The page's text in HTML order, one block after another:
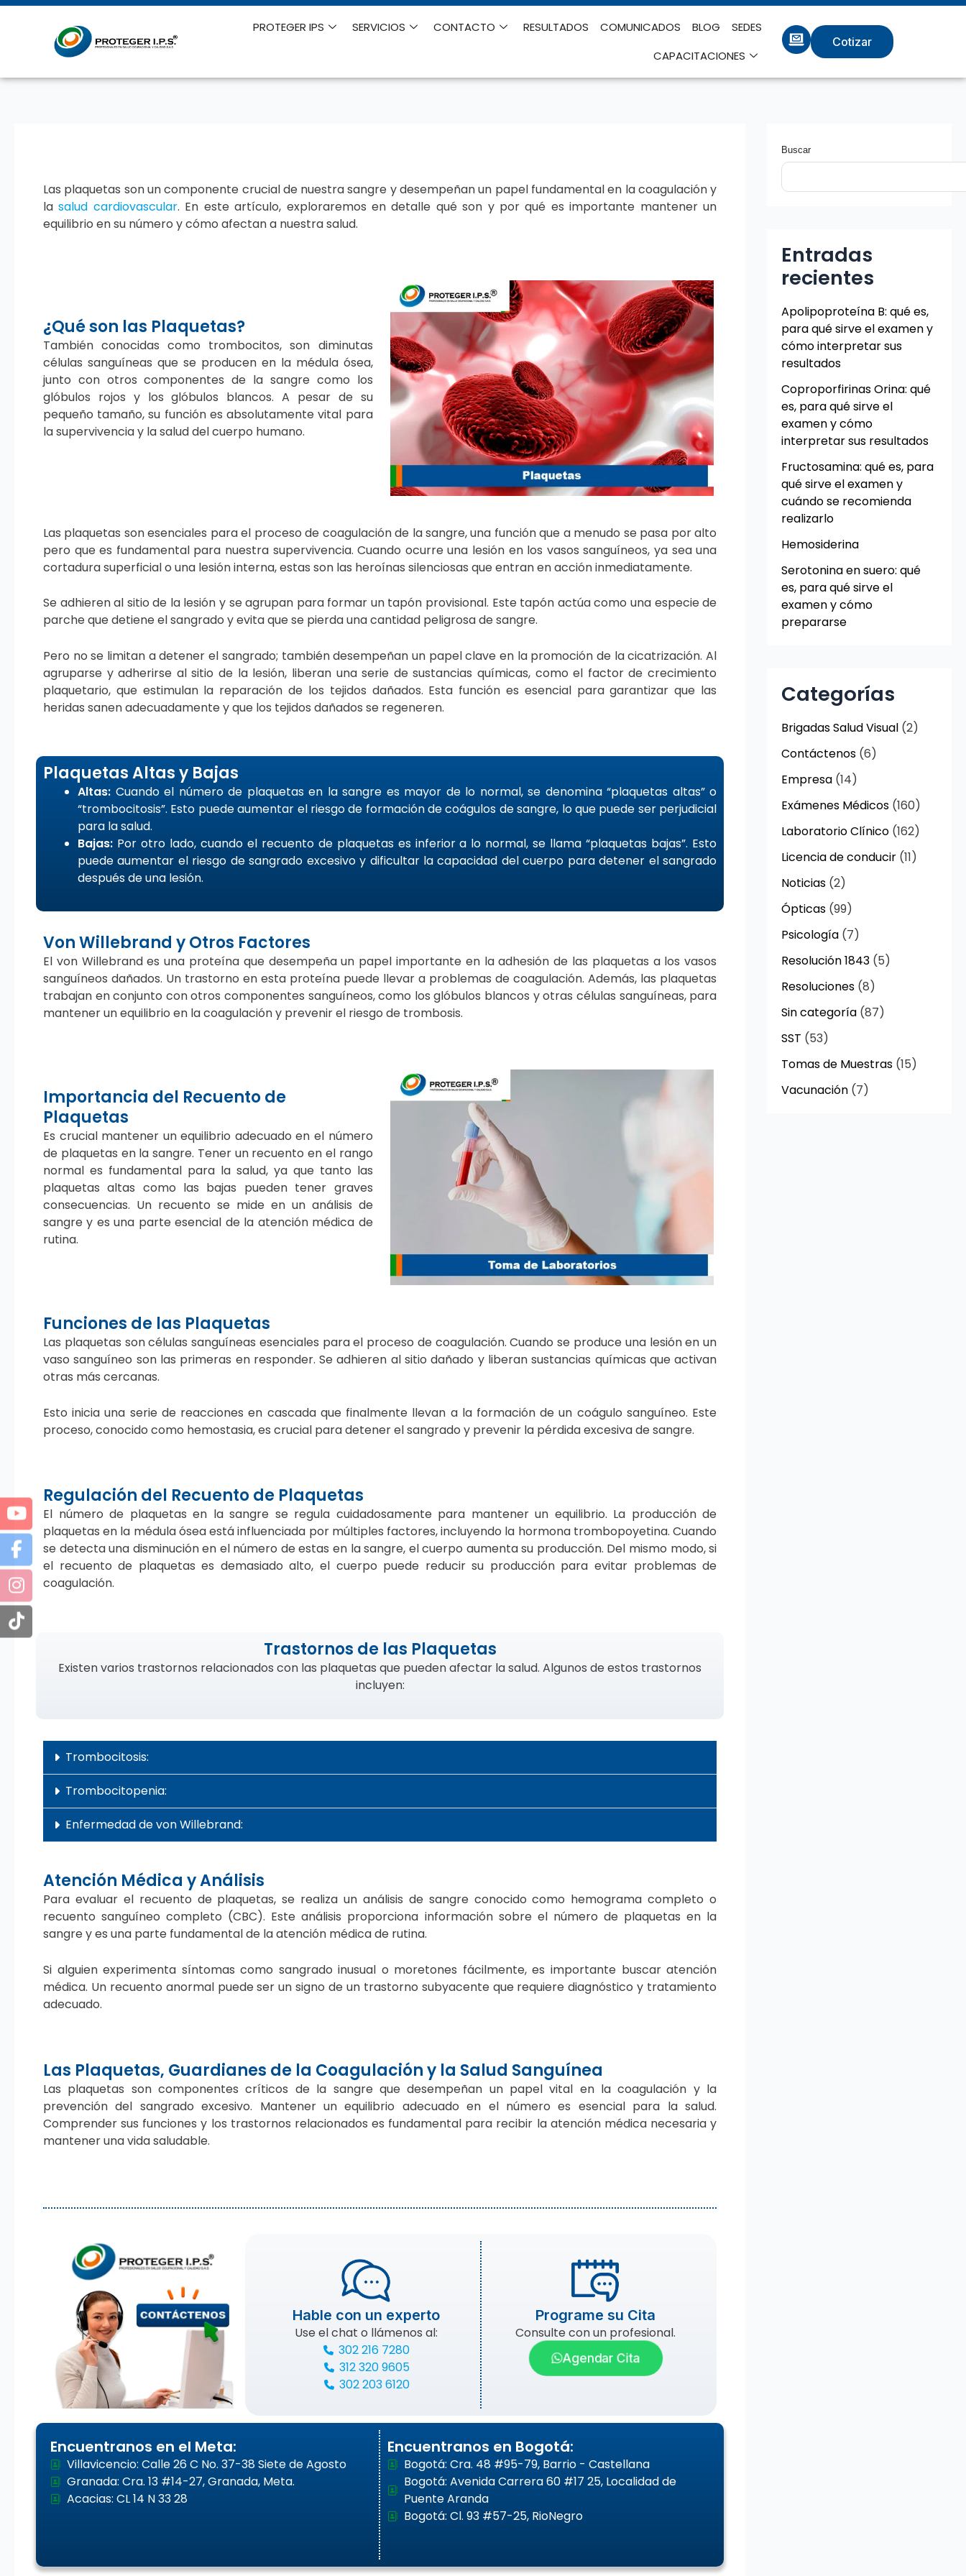
Ir
contenido
PROTEGER IPS SERVICIOS CONTACTO RESULTADOS COMUNICADOS BLOG
SEDES
CAPACITACIONES
Cotizar
Las plaquetas son un componente crucial de nuestra sangre y desempeñan un papel fundamental en la coagulación y
lasalud cardiovascular. En este artículo, exploraremos en detalle qué son y por qué es importante mantener un
equilibrio en su número y cómo afectan a nuestra salud.
¿Qué son las Plaquetas?
También conocidas como trombocitos, son diminutas
células sanguíneas que se producen en la médula ósea,
junto con otros componentes de la sangre como los
glóbulos rojos y los glóbulos blancos. A pesar de su
pequeño tamaño, su función es absolutamente vital para
la supervivencia y la salud del cuerpo humano.
Las plaquetas son esenciales para el proceso de coagulación de la sangre, una función que a menudo se pasa por alto
pero que es fundamental para nuestra supervivencia. Cuando ocurre una lesión en los vasos sanguíneos, ya sea una
cortadura superficial o una lesión interna, estas son las heroínas silenciosas que entran en acción inmediatamente.
Se adhieren al sitio de la lesión y se agrupan para formar un tapón provisional. Este tapón actúa como una especie de
parche que detiene el sangrado y evita que se pierda una cantidad peligrosa de sangre.
Pero no se limitan a detener el sangrado; también desempeñan un papel clave en la promoción de la cicatrización. Al
agruparse y adherirse al sitio de la lesión, liberan una serie de sustancias químicas, como el factor de crecimiento
plaquetario, que estimulan la reparación de los tejidos dañados. Esta función es esencial para garantizar que las
heridas sanen adecuadamente y que los tejidos dañados se regeneren.
Plaquetas Altas y Bajas
Altas: Cuando el número de plaquetas en la sangre es mayor de lo normal, se denomina “plaquetas altas” o
“trombocitosis”. Esto puede aumentar el riesgo de formación de coágulos de sangre, lo que puede ser perjudicial
para la salud.
Bajas: Por otro lado, cuando el recuento de plaquetas es inferior a lo normal, se llama “plaquetas bajas”. Esto
puede aumentar el riesgo de sangrado excesivo y dificultar la capacidad del cuerpo para detener el sangrado
después de una lesión.
Von Willebrand y Otros Factores
El von Willebrand es una proteína que desempeña un papel importante en la adhesión de las plaquetas a los vasos
sanguíneos dañados. Un trastorno en esta proteína puede llevar a problemas de coagulación. Además, las plaquetas
trabajan en conjunto con otros componentes sanguíneos, como los glóbulos blancos y otras células sanguíneas, para
mantener un equilibrio en la coagulación y prevenir el riesgo de trombosis.
Importancia del Recuento de
Plaquetas
Es crucial mantener un equilibrio adecuado en el número
de plaquetas en la sangre. Tener un recuento en el rango
normal es fundamental para la salud, ya que tanto las
plaquetas altas como las bajas pueden tener graves
consecuencias. Un recuento se mide en un análisis de
sangre y es una parte esencial de la atención médica de
rutina.
Funciones de las Plaquetas
Las plaquetas son células sanguíneas esenciales para el proceso de coagulación. Cuando se produce una lesión en un
vaso sanguíneo son las primeras en responder. Se adhieren al sitio dañado y liberan sustancias químicas que activan
otras más cercanas.
Esto inicia una serie de reacciones en cascada que finalmente llevan a la formación de un coágulo sanguíneo. Este
proceso, conocido como hemostasia, es crucial para detener el sangrado y prevenir la pérdida excesiva de sangre.
Regulación del Recuento de Plaquetas
El número de plaquetas en la sangre se regula cuidadosamente para mantener un equilibrio. La producción de
plaquetas en la médula ósea está influenciada por múltiples factores, incluyendo la hormona trombopoyetina. Cuando
se detecta una disminución en el número de estas en la sangre, el cuerpo aumenta su producción. Del mismo modo, si
el recuento de plaquetas es demasiado alto, el cuerpo puede reducir su producción para evitar problemas de
coagulación.
Trastornos de las Plaquetas
Existen varios trastornos relacionados con las plaquetas que pueden afectar la salud. Algunos de estos trastornos
incluyen:
Trombocitosis:
Trombocitopenia:
Enfermedad de von Willebrand:
Atención Médica y Análisis
Para evaluar el recuento de plaquetas, se realiza un análisis de sangre conocido como hemograma completo o
recuento sanguíneo completo (CBC). Este análisis proporciona información sobre el número de plaquetas en la
sangre y es una parte fundamental de la atención médica de rutina.
Si alguien experimenta síntomas como sangrado inusual o moretones fácilmente, es importante buscar atención
médica. Un recuento anormal puede ser un signo de un trastorno subyacente que requiere diagnóstico y tratamiento
adecuado.
Las Plaquetas, Guardianes de la Coagulación y la Salud Sanguínea
Las plaquetas son componentes críticos de la sangre que desempeñan un papel vital en la coagulación y la
prevención del sangrado excesivo. Mantener un equilibrio adecuado en el número es esencial para la salud.
Comprender sus funciones y los trastornos relacionados es fundamental para recibir la atención médica necesaria y
mantener una vida saludable.
Hable con un experto
Use el chat o llámenos al:
302 216 7280
312 320 9605
302 203 6120
Programe su Cita
Consulte con un profesional.
Agendar Cita
Encuentranos en el Meta:
Villavicencio: Calle 26 C No. 37-38 Siete de Agosto
Granada: Cra. 13 #14-27, Granada, Meta.
Acacias: CL 14 N 33 28
Encuentranos en Bogotá:
Bogotá: Cra. 48 #95-79, Barrio - Castellana
Bogotá: Avenida Carrera 60 #17 25, Localidad de
Puente Aranda
Bogotá: Cl. 93 #57-25, RioNegro
Buscar
Entradas
recientes
Apolipoproteína B: qué es,
para qué sirve el examen y
cómo interpretar sus
resultados
Coproporfirinas Orina: qué
es, para qué sirve el
examen y cómo
interpretar sus resultados
Fructosamina: qué es, para
qué sirve el examen y
cuándo se recomienda
realizarlo
Hemosiderina
Serotonina en suero: qué
es, para qué sirve el
examen y cómo
prepararse
Categorías
Brigadas Salud Visual (2)
Contáctenos (6)
Empresa (14)
Exámenes Médicos (160)
Laboratorio Clínico (162)
Licencia de conducir (11)
Noticias (2)
Ópticas (99)
Psicología (7)
Resolución 1843 (5)
Resoluciones (8)
Sin categoría (87)
SST (53)
Tomas de Muestras (15)
Vacunación (7)